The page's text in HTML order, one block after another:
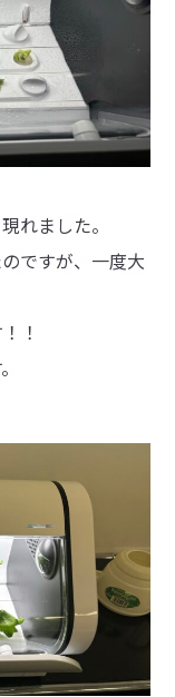
れました。
ですが、一度大
！